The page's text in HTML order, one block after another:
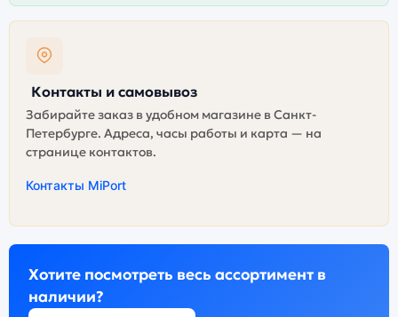
Контакты и самовывоз
Забирайте заказ в удобном магазине в Санкт-
Петербурге. Адреса, часы работы и карта — на
странице контактов.
Контакты MiPort
Хотите посмотреть весь ассортимент в
наличии?